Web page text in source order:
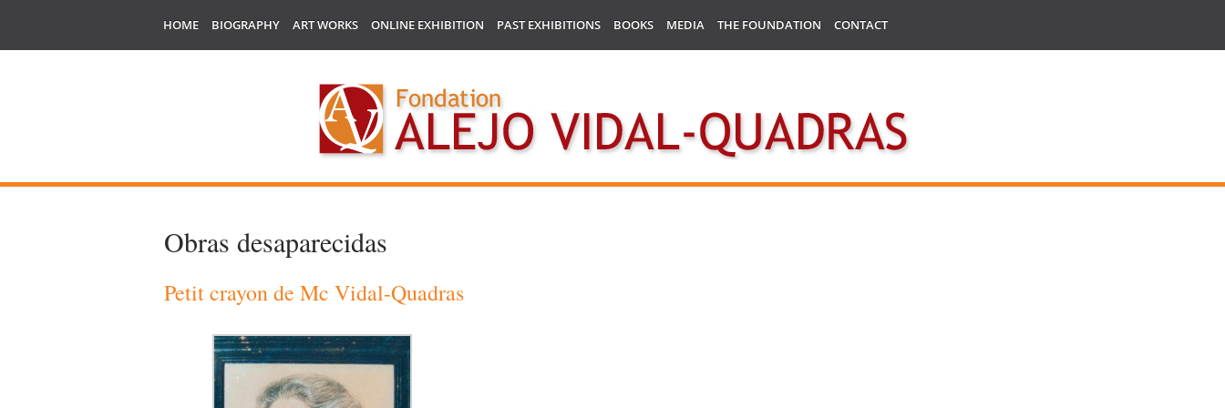
HOME BIOGRAPHY ART WORKS ONLINE EXHIBITION PAST EXHIBITIONS BOOKS MEDIA THE FOUNDATION CONTACT
Obras desaparecidas
Petit crayon de Mc Vidal-Quadras